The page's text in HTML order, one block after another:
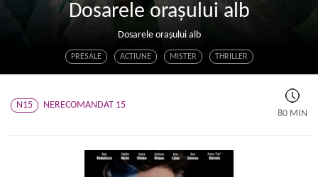
Dosarele orașului alb
Dosarele orașului alb
PRESALE ACŢIUNE MISTER THRILLER
N15
NERECOMANDAT 15
80 MIN